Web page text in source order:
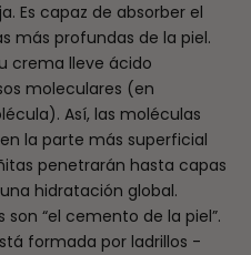
Es capaz de absorber el
más profundas de la piel.
crema lleve ácido
moleculares (en
Así, las moléculas
la parte más superficial
penetrarán hasta capas
hidratación global.
son “el cemento de la piel”.
formada por ladrillos -